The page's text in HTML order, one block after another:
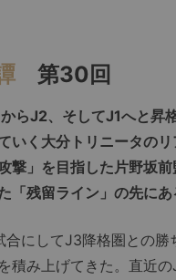
第30回
らJ2、そしてJ1へと昇
いく大分トリニータの
撃」を目指した片野坂
「残留ライン」の先にあ
にしてJ3降格圏との勝
積み上げてきた。直近